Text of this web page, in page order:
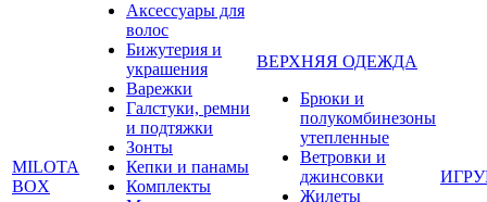
MILOTA
BOX
Аксессуары для
волос
Бижутерия и
украшения
Варежки
Галстуки, ремни
и подтяжки
Зонты
Кепки и панамы
Комплекты
ВЕРХНЯЯ ОДЕЖДА
Брюки и
полукомбинезоны
утепленные
Ветровки и
джинсовки
Жилеты